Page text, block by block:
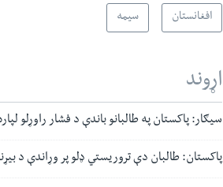
افغانستان سیمه
اړوند
سیګار: پاکستان په طالبانو باندې د فشار راوړلو
پاکستان: طالبان دې تروریستي ډلو پر وړاندې د